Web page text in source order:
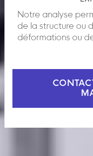
Notre analyse
de la structure ou
déformations ou